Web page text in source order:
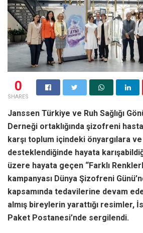
0
SHARES
Janssen Türkiye ve Ruh Sağlığı
Derneği ortaklığında şizofreni
karşı toplum içindeki önyargılara
desteklendiğinde hayata
üzere hayata geçen “Farklı
kampanyası Dünya Şizofreni
kapsamında tedavilerine devam
almış bireylerin yarattığı resimler,
Paket Postanesi’nde sergilendi.